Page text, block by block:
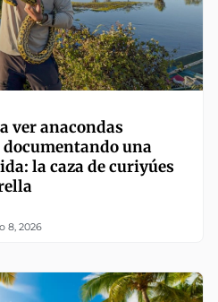
ver anacondas
una
la caza de curiyúes
8, 2026